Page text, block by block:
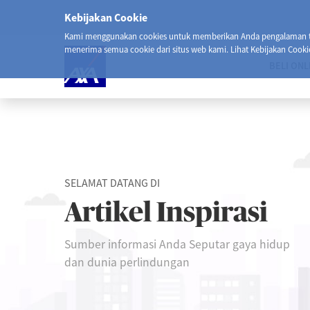
Kebijakan Cookie
Kami menggunakan cookies untuk memberikan Anda
menerima semua cookie dari situs web kami. Lihat Kebijakan
SELAMAT DATANG DI
Artikel Inspirasi
Sumber informasi Anda Seputar gaya hidup
dan dunia perlindungan